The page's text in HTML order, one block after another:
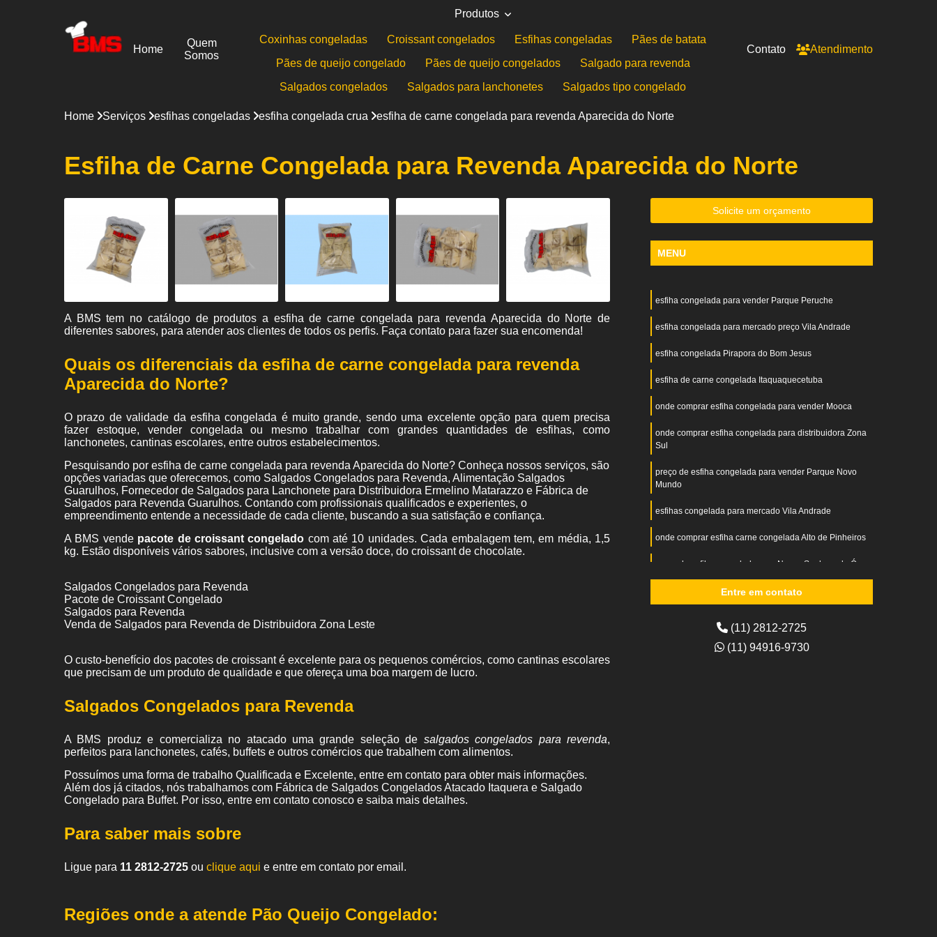
Home
Quem
Somos
Produtos
Coxinhas congeladas Croissant congelados Esfihas congeladas
Pães de batata
Pães de queijo congelado
Pães de queijo congelados
Salgado para revenda
Salgados congelados
Salgados para lanchonetes Salgados tipo congelado
Contato Atendimento
Home Serviços esfihas congeladas esfiha congelada crua esfiha de carne congelada para revenda Aparecida do Norte
Esfiha de Carne Congelada para Revenda Aparecida do Norte
A BMS tem no catálogo de produtos a esfiha de carne congelada para revenda Aparecida do Norte de
diferentes sabores, para atender aos clientes de todos os perfis. Faça contato para fazer sua encomenda!
Quais os diferenciais da esfiha de carne congelada para revenda
Aparecida do Norte?
O prazo de validade da esfiha congelada é muito grande, sendo uma excelente opção para quem precisa
fazer estoque, vender congelada ou mesmo trabalhar com grandes quantidades de esfihas, como
lanchonetes, cantinas escolares, entre outros estabelecimentos.
Pesquisando por esfiha de carne congelada para revenda Aparecida do Norte? Conheça nossos serviços, são
opções variadas que oferecemos, como Salgados Congelados para Revenda, Alimentação Salgados
Guarulhos, Fornecedor de Salgados para Lanchonete para Distribuidora Ermelino Matarazzo e Fábrica de
Salgados para Revenda Guarulhos. Contando com profissionais qualificados e experientes, o
empreendimento entende a necessidade de cada cliente, buscando a sua satisfação e confiança.
A BMS vende pacote de croissant congelado com até 10 unidades. Cada embalagem tem, em média, 1,5
kg. Estão disponíveis vários sabores, inclusive com a versão doce, do croissant de chocolate.
Salgados Congelados para Revenda
Pacote de Croissant Congelado
Salgados para Revenda
Venda de Salgados para Revenda de Distribuidora Zona Leste
O custo-benefício dos pacotes de croissant é excelente para os pequenos comércios, como cantinas escolares
que precisam de um produto de qualidade e que ofereça uma boa margem de lucro.
Salgados Congelados para Revenda
A BMS produz e comercializa no atacado uma grande seleção de salgados congelados para revenda,
perfeitos para lanchonetes, cafés, buffets e outros comércios que trabalhem com alimentos.
Possuímos uma forma de trabalho Qualificada e Excelente, entre em contato para obter mais informações.
Além dos já citados, nós trabalhamos com Fábrica de Salgados Congelados Atacado Itaquera e Salgado
Congelado para Buffet. Por isso, entre em contato conosco e saiba mais detalhes.
Para saber mais sobre
Ligue para 11 2812-2725 ou clique aqui e entre em contato por email.
Solicite um orçamento
MENU
esfiha congelada para vender Parque Peruche
esfiha congelada para mercado preço Vila Andrade
esfiha congelada Pirapora do Bom Jesus
esfiha de carne congelada Itaquaquecetuba
onde comprar esfiha congelada para vender Mooca
onde comprar esfiha congelada para distribuidora Zona
Sul
preço de esfiha congelada para vender Parque Novo
Mundo
esfihas congelada para mercado Vila Andrade
onde comprar esfiha carne congelada Alto de Pinheiros
preço de esfiha congelada crua Nossa Senhora do Ó
Entre em contato
(11) 2812-2725
(11) 94916-9730
Regiões onde a atende Pão Queijo Congelado: